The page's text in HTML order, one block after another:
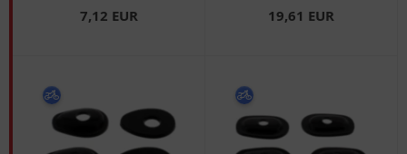
7,12 EUR 19,61 EUR